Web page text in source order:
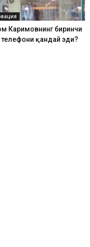
Каримовнинг биринчи
телефони қандай эди?